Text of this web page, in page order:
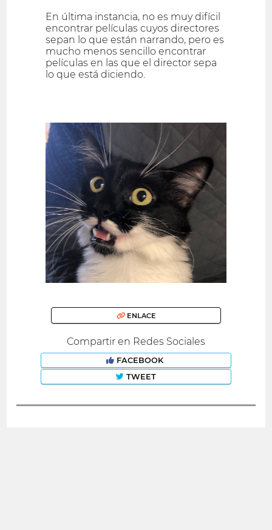
En última instancia, no es muy difícil
encontrar películas cuyos directores
sepan lo que están narrando, pero es
mucho menos sencillo encontrar
películas en las que el director sepa
lo que está diciendo.
ENLACE
Compartir en Redes Sociales
FACEBOOK
TWEET